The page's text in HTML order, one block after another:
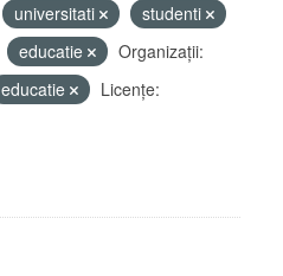
universitati
studenti
educatie
Organizații:
educatie
Licenţe: